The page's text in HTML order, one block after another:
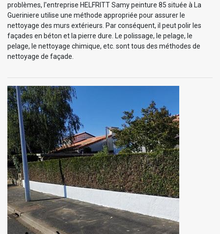
problèmes, l'entreprise HELFRITT Samy peinture 85 située à La
Gueriniere utilise une méthode appropriée pour assurer le
nettoyage des murs extérieurs. Par conséquent, il peut polir les
façades en béton et la pierre dure. Le polissage, le pelage, le
pelage, le nettoyage chimique, etc. sont tous des méthodes de
nettoyage de façade.